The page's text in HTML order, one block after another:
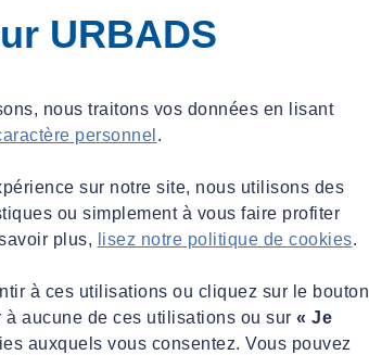
URBADS
nous traitons vos données en lisant
personnel .
sur notre site, nous utilisons des
ou simplement à vous faire profiter
plus,
lisez notre politique de cookies.
à ces utilisations ou cliquez sur le bouton
à aucune de ces utilisations ou sur « Je
auxquels vous consentez. Vous pouvez